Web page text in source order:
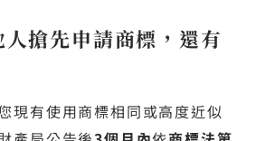
搶先申請商標，還有
現有使用商標相同或高度近似